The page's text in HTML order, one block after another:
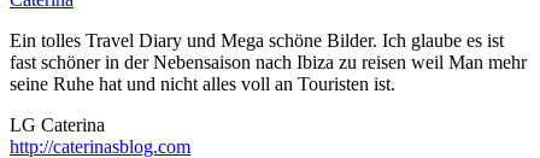
Ein tolles Travel Diary und Mega schöne Bilder. Ich glaube es ist
fast schöner in der Nebensaison nach Ibiza zu reisen weil Man mehr
seine Ruhe hat und nicht alles voll an Touristen ist.
LG Caterina
http://caterinasblog.com